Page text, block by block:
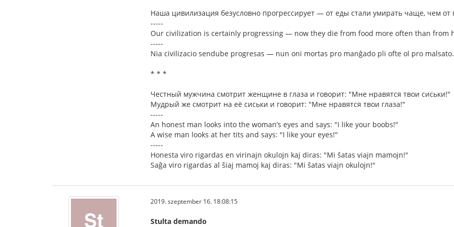
Наша цивилизация безусловно прогрессирует — от еды стали умирать чаще, чем от
-----
Our civilization is certainly progressing — now they die from food more often than from
-----
Nia civilizacio sendube progresas — nun oni mortas pro manĝado pli ofte ol pro malsato.
* * *
Честный мужчина смотрит женщине в глаза и говорит: "Мне нравятся твои сиськи!"
Мудрый же смотрит на её сиськи и говорит: "Мне нравятся твои глаза!"
-----
An honest man looks into the woman’s eyes and says: "I like your boobs!"
A wise man looks at her tits and says: "I like your eyes!"
-----
Honesta viro rigardas en virinajn okulojn kaj diras: "Mi ŝatas viajn mamojn!"
Saĝa viro rigardas al ŝiaj mamoj kaj diras: "Mi ŝatas viajn okulojn!"
2019. szeptember 16. 18:08:15
Stulta demando